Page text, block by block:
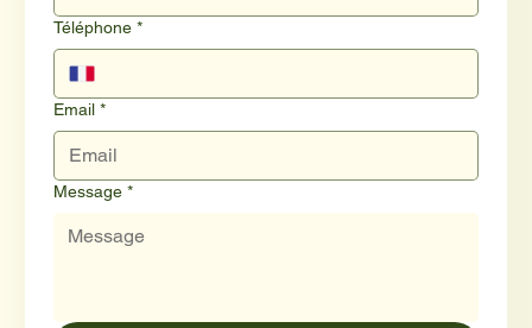
Téléphone *
Email *
Message *